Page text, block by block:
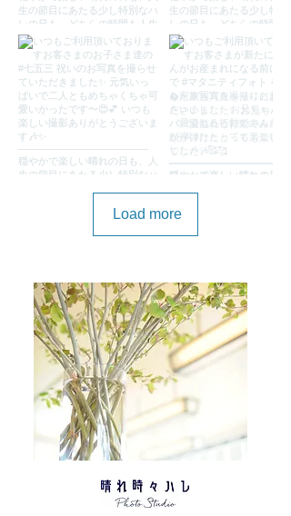
Load more